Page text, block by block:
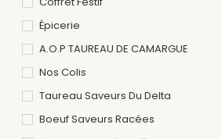
Épicerie
A.O.P TAUREAU DE CAMARGUE
Nos Colis
Taureau Saveurs Du Delta
Boeuf Saveurs Racées